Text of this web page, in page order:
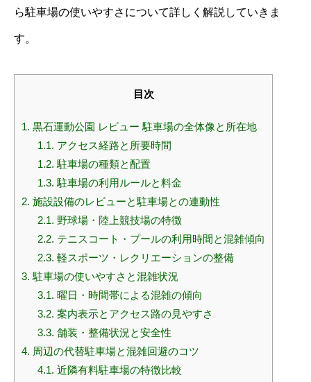
ら駐車場の使いやすさについて詳しく解説していきま
す。
目次
1. 黒石運動公園 レビュー 駐車場の全体像と所在地
1.1. アクセス経路と所要時間
1.2. 駐車場の種類と配置
1.3. 駐車場の利用ルールと料金
2. 施設設備のレビューと駐車場との連動性
2.1. 野球場・陸上競技場の特徴
2.2. テニスコート・プールの利用時間と混雑傾向
2.3. 軽スポーツ・レクリエーションの整備
3. 駐車場の使いやすさと混雑状況
3.1. 曜日・時間帯による混雑の傾向
3.2. 案内表示とアクセス路の見やすさ
3.3. 舗装・整備状況と安全性
4. 周辺の代替駐車場と混雑回避のコツ
4.1. 近隣有料駐車場の特徴比較